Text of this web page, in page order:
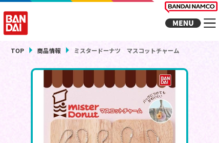
TOP 商品情報 ミスタードーナツ マスコットチャーム